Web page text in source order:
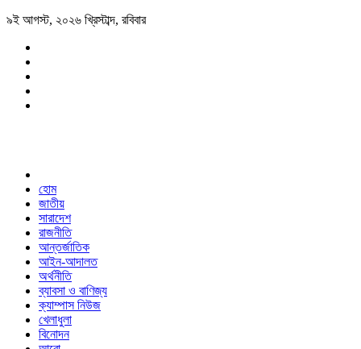
৯ই আগস্ট, ২০২৬ খ্রিস্টাব্দ, রবিবার
হোম
জাতীয়
সারাদেশ
রাজনীতি
আন্তর্জাতিক
আইন-আদালত
অর্থনীতি
ব্যাবসা ও বাণিজ্য
ক্যাম্পাস নিউজ
খেলাধুলা
বিনোদন